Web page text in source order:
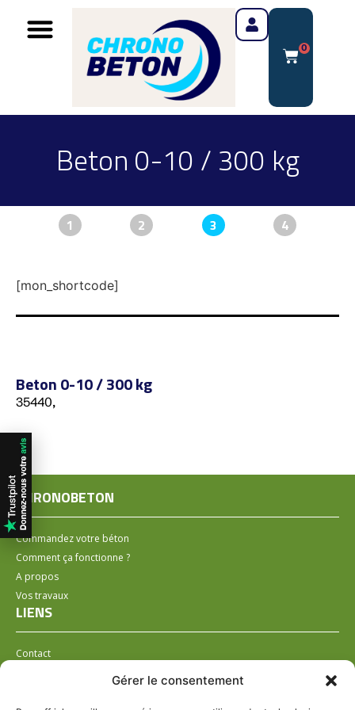
Gérer le consentement
0
Beton 0-10 / 300 kg
1 2 3 4
[mon_shortcode]
Beton 0-10 / 300 kg
35440,
CHRONOBETON
Commandez votre béton
Comment ça fonctionne ?
A propos
Vos travaux
LIENS
Contact